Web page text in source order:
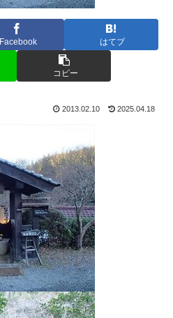
Facebook はてブ
コピー
2013.02.10 2025.04.18